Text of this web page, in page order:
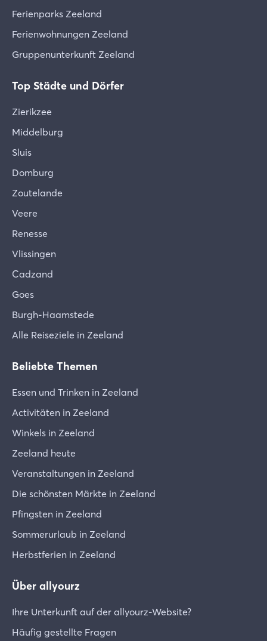
Ferienparks Zeeland
Ferienwohnungen Zeeland
Gruppenunterkunft Zeeland
Top Städte und Dörfer
Zierikzee
Middelburg
Sluis
Domburg
Zoutelande
Veere
Renesse
Vlissingen
Cadzand
Goes
Burgh-Haamstede
Alle Reiseziele in Zeeland
Beliebte Themen
Essen und Trinken in Zeeland
Activitäten in Zeeland
Winkels in Zeeland
Zeeland heute
Veranstaltungen in Zeeland
Die schönsten Märkte in Zeeland
Pfingsten in Zeeland
Sommerurlaub in Zeeland
Herbstferien in Zeeland
Über allyourz
Ihre Unterkunft auf der allyourz-Website?
Häufig gestellte Fragen